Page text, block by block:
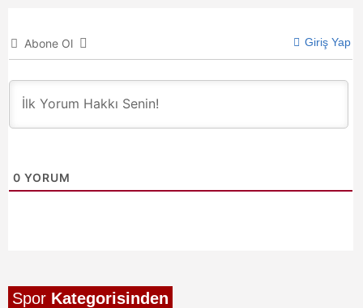
Abone Ol Giriş Yap
0 YORUM
Spor Kategorisinden